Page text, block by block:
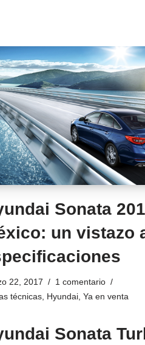
Sonata
un vistazo
22, 2017
1 comentario
técnicas, Hyundai, Ya en venta
Sonata